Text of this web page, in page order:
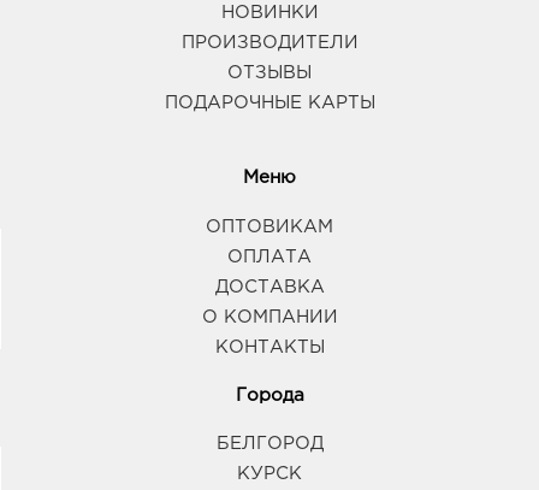
НОВИНКИ
ПРОИЗВОДИТЕЛИ
ОТЗЫВЫ
ПОДАРОЧНЫЕ КАРТЫ
Меню
ОПТОВИКАМ
ОПЛАТА
ДОСТАВКА
О КОМПАНИИ
КОНТАКТЫ
Города
БЕЛГОРОД
КУРСК